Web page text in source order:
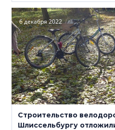
6 декабря 2022
Строительство
Шлиссельбургу